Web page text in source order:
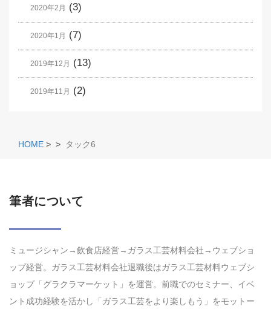
2020年2月 (3)
2020年1月 (7)
2019年12月 (13)
2019年11月 (2)
HOME > > タック6
筆者について
ミュージシャン→飲食店経営→ガラス工芸材料会社→ウェブショ
ップ経営。ガラス工芸材料会社退職後はガラス工芸材料ウェブシ
ョップ「グラクラマーケット」を運営。前職でのセミナー、イベ
ント成功経験を活かし「ガラス工芸をより楽しもう」をモットー